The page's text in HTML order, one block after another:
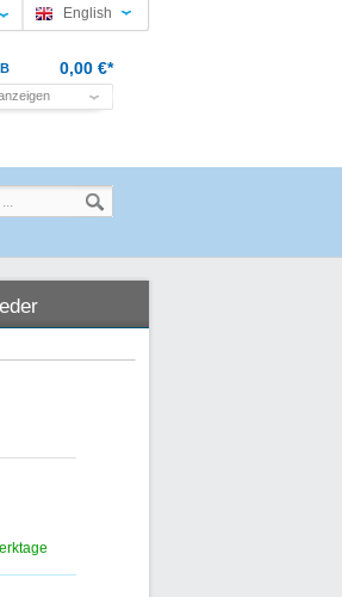
English
0,00 €*